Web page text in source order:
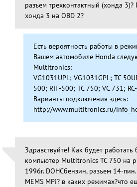
разъем трехконтактный (хонда 3)?
хонда 3 на OBD 2?
Есть вероятность работы в
Вашем автомобиле Honda
Multitronics:
VG1031UPL; VG1031GPL; TC
500; RIF-500; TC 750; VC 731;
Варианты подключения здесь:
http://www.multitronics.ru/
Здравствуйте! Как будет работать
компьютер Multitronics TC 750 на
1996г. DOHCбензин, разъем 14-
MEMS MPi? в каких режимах?что